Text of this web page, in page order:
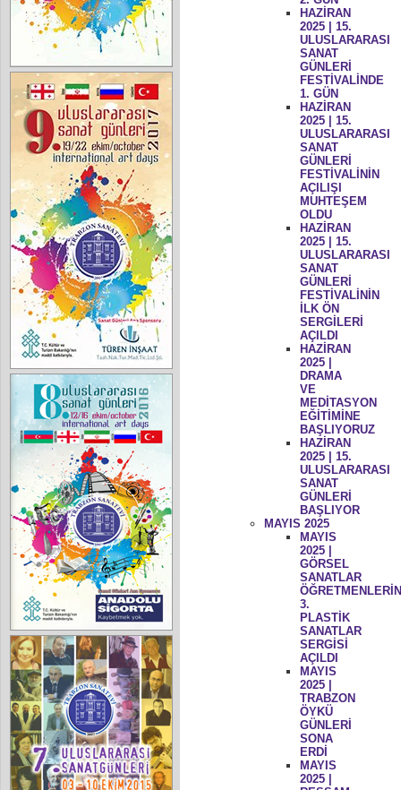
HAZİRAN
2025 | 15.
ULUSLARARASI
SANAT
GÜNLERİ
FESTİVALİNDE
1. GÜN
HAZİRAN
2025 | 15.
ULUSLARARASI
SANAT
GÜNLERİ
FESTİVALİNİN
AÇILIŞI
MUHTEŞEM
OLDU
HAZİRAN
2025 | 15.
ULUSLARARASI
SANAT
GÜNLERİ
FESTİVALİNİN
İLK ÖN
SERGİLERİ
AÇILDI
HAZİRAN
2025 |
DRAMA
VE
MEDİTASYON
EĞİTİMİNE
BAŞLIYORUZ
HAZİRAN
2025 | 15.
ULUSLARARASI
SANAT
GÜNLERİ
BAŞLIYOR
MAYIS 2025
MAYIS
2025 |
GÖRSEL
SANATLAR
3.
PLASTİK
SANATLAR
SERGİSİ
AÇILDI
MAYIS
2025 |
TRABZON
ÖYKÜ
GÜNLERİ
SONA
ERDİ
MAYIS
2025 |